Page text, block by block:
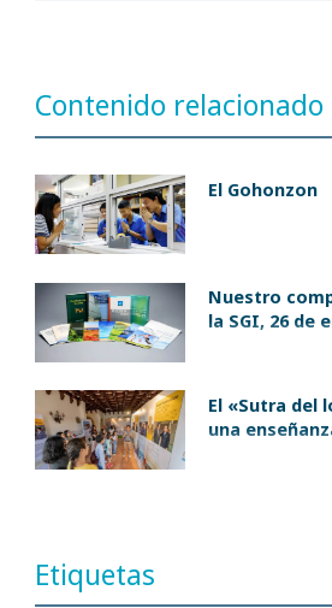
Contenido relacionado
El Gohonzon
Nuestro
la SGI, 26 de
El «Sutra del
una
Etiquetas